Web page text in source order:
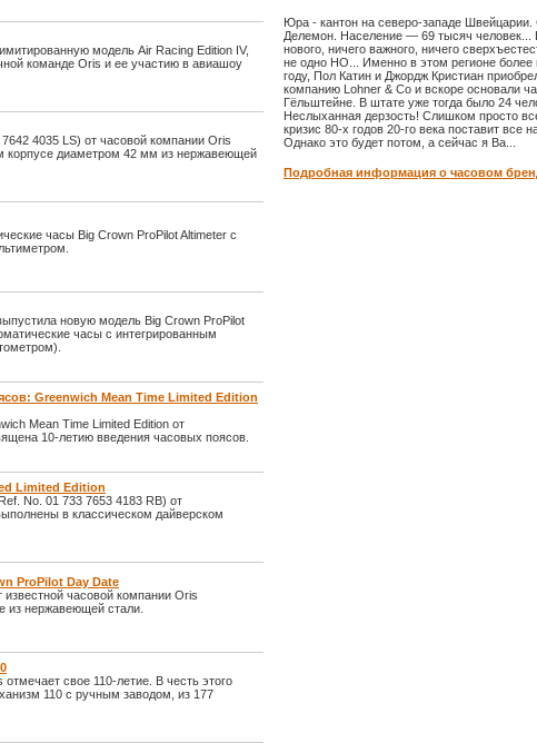
модель Air Racing Edition IV,
команде Oris и ее участию в авиашоу
4035 LS) от часовой компании Oris
корпусе диаметром 42 мм из нержавеющей
часы Big Crown ProPilot Altimeter с
новую модель Big Crown ProPilot
часы с интегрированным
Greenwich Mean Time Limited Edition
Mean Time Limited Edition от
10-летию введения часовых поясов.
Limited Edition
No. 01 733 7653 4183 RB) от
в классическом дайверском
ProPilot Day Date
часовой компании Oris
из нержавеющей стали.
свое 110-летие. В честь этого
110 с ручным заводом, из 177
Юра - кантон на северо-западе
Делемон. Население — 69 тысяч человек...
нового, ничего важного, ничего
не одно НО... Именно в этом регионе более
году, Пол Катин и Джордж Кристиан
компанию Lohner & Co и вскоре основали
Гёльштейне. В штате уже тогда было 24
Неслыханная дерзость! Слишком просто
кризис 80-х годов 20-го века поставит все
Однако это будет потом, а сейчас я Ва...
Подробная информация о часовом